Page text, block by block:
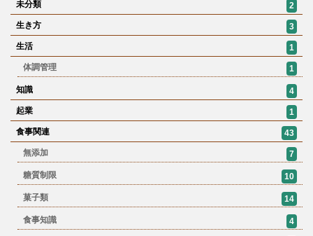
未分類
2
生き方
3
生活
1
体調管理
1
知識
4
起業
1
食事関連
43
無添加
7
糖質制限 10
菓子類 14
食事知識 4